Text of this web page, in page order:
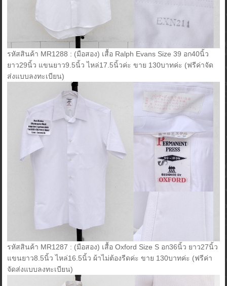
รหัสสินค้า MR1288 : (มือสอง) เสื้อ Ralph Evans Size 39 อก40นิ้ว
ยาว29นิ้ว แขนยาว9.5นิ้ว ไหล่17.5นิ้วค่ะ ขาย 130บาทค่ะ (ฟรีค่าจัด
ส่งแบบลงทะเบียน)
รหัสสินค้า MR1287 : (มือสอง) เสื้อ Oxford Size S อก36นิ้ว ยาว27นิ้ว
แขนยาว8.5นิ้ว ไหล่16.5นิ้ว ผ้าไม่ต้องรีดค่ะ ขาย 130บาทค่ะ (ฟรีค่า
จัดส่งแบบลงทะเบียน)